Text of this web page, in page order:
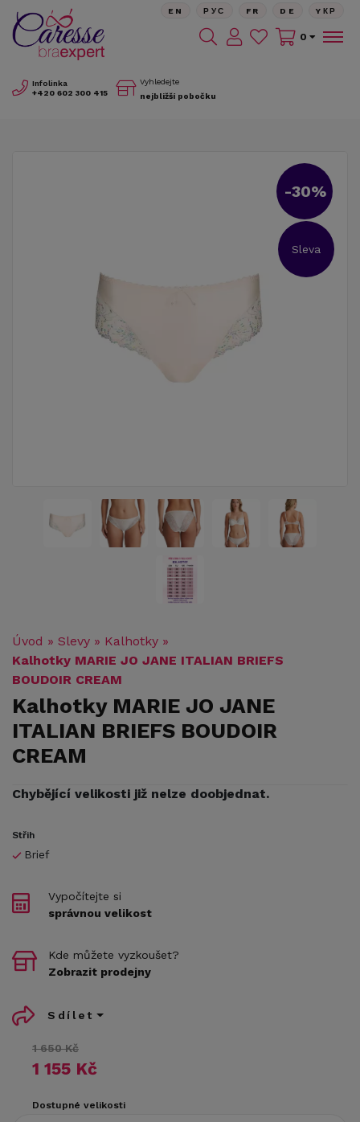
Infolinka
+420 602 300 415
Vyhledejte
nejbližší pobočku
EN РУС FR DE YКР
0
-30%
Sleva
Úvod » Slevy » Kalhotky »
Kalhotky MARIE JO JANE ITALIAN BRIEFS
BOUDOIR CREAM
Kalhotky MARIE JO JANE
ITALIAN BRIEFS BOUDOIR
CREAM
Chybějící velikosti již nelze doobjednat.
Střih
Brief
1 650 Kč
1 155 Kč
Dostupné velikosti
Vypočítejte si
správnou velikost
Kde můžete vyzkoušet?
Zobrazit prodejny
Sdílet